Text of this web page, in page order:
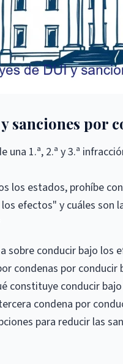
sanciones por
una 1.ª, 2.ª y 3.ª
los estados, prohíbe
efectos" y cuáles son
sobre conducir bajo
condenas por
constituye conducir
condena por
para reducir las